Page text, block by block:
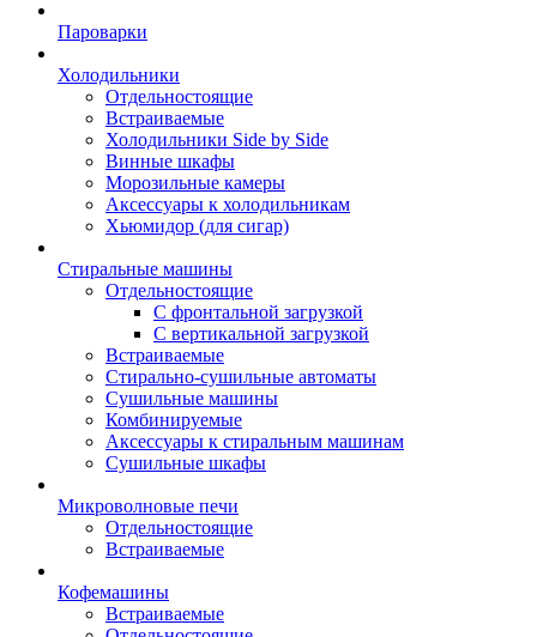
Пароварки
Холодильники
Отдельностоящие
Встраиваемые
Холодильники Side by Side
Винные шкафы
Морозильные камеры
Аксессуары к холодильникам
Хьюмидор (для сигар)
Стиральные машины
Отдельностоящие
С фронтальной загрузкой
С вертикальной загрузкой
Встраиваемые
Стирально-сушильные автоматы
Сушильные машины
Комбинируемые
Аксессуары к стиральным машинам
Сушильные шкафы
Микроволновые печи
Отдельностоящие
Встраиваемые
Кофемашины
Встраиваемые